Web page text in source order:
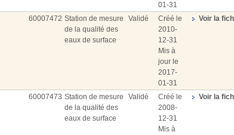
01-31
60007472 Station de mesure
de la qualité des
eaux de surface
Validé
Créé le
2010-
12-31
Mis à
jour le
2017-
01-31
Voir la
60007473 Station de mesure
de la qualité des
eaux de surface
Validé
Créé le
2008-
12-31
Mis à
Voir la